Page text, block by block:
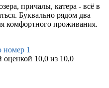
причалы, катера - всё в
Буквально рядом два
комфортного проживания.
номер 1
оценкой 10,0 из 10,0